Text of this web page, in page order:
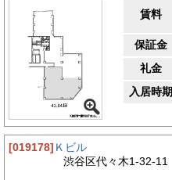
賃料
保証金
礼金
入居時期
[019178] Ｋビル
渋谷区代々木1-32-11